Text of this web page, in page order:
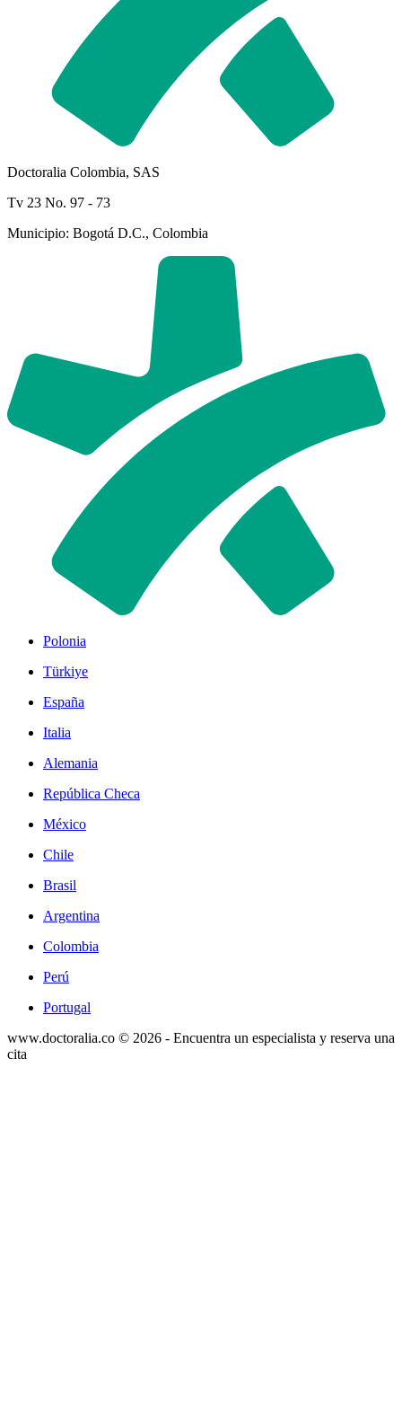
Doctoralia Colombia, SAS
Tv 23 No. 97 - 73
Municipio: Bogotá D.C., Colombia
Polonia
Türkiye
España
Italia
Alemania
República Checa
México
Chile
Brasil
Argentina
Colombia
Perú
Portugal
www.doctoralia.co © 2026 - Encuentra un especialista y reserva una
cita